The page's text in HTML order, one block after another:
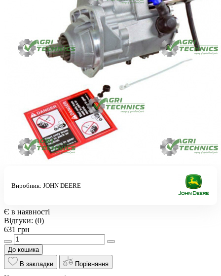
Виробник: JOHN DEERE
Є в наявності
Відгуки: (0)
631 грн
До кошика
В закладки
Порівняння